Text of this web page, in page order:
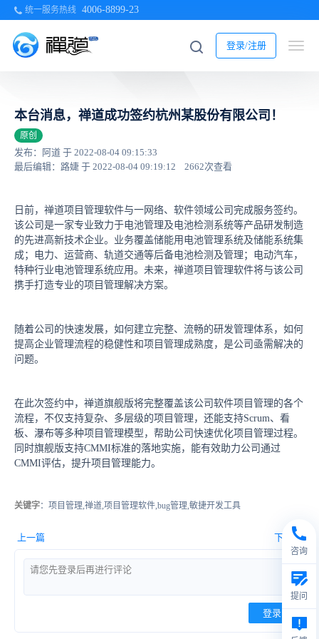
统一服务热线 4006-8899-23
登录/注册
本台消息，禅道成功签约杭州某股份有限公司！
原创
发布：阿道 于 2022-08-04 09:15:33
最后编辑：路婕 于 2022-08-04 09:19:12
2662次查看
日前，禅道项目管理软件与一网络、软件领域公司完成服务签约。
该公司是一家专业致力于电池管理及电池检测系统等产品研发制造
的先进高新技术企业。业务覆盖储能用电池管理系统及储能系统集
成；电力、运营商、轨道交通等后备电池检测及管理；电动汽车，
特种行业电池管理系统应用。未来，禅道项目管理软件将与该公司
携手打造专业的项目管理解决方案。
随着公司的快速发展，如何建立完整、流畅的研发管理体系，如何
提高企业管理流程的稳健性和项目管理成熟度，是公司亟需解决的
问题。
在此次签约中，禅道旗舰版将完整覆盖该公司软件项目管理的各个
流程，不仅支持复杂、多层级的项目管理，还能支持Scrum、看
板、瀑布等多种项目管理模型，帮助公司快速优化项目管理过程。
同时旗舰版支持CMMI标准的落地实施，能有效助力公司通过
CMMI评估，提升项目管理能力。
关键字：项目管理,禅道,项目管理软件,bug管理,敏捷开发工具
上一篇 下一篇
登录
咨询
提问